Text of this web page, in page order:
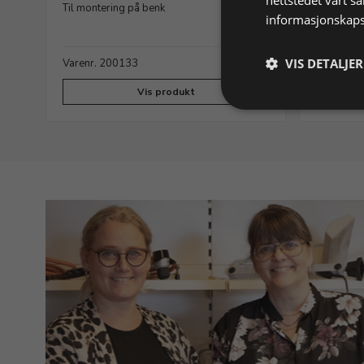
Til montering på benk
Varenr. 200133 På lager
Vis produkt
Varenr.
VIS DETALJER